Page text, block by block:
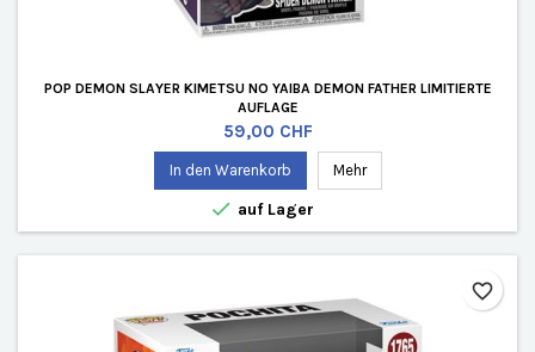
POP DEMON SLAYER KIMETSU NO YAIBA DEMON FATHER LIMITIERTE
AUFLAGE
Preis
59,00 CHF
In den Warenkorb Mehr
 auf Lager
favorite_border